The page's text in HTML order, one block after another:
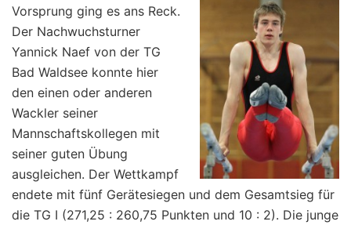
Vorsprung ging es ans Reck.
Der Nachwuchsturner
Yannick Naef von der TG
Bad Waldsee konnte hier
den einen oder anderen
Wackler seiner
Mannschaftskollegen mit
seiner guten Übung
ausgleichen. Der Wettkampf
endete mit fünf Gerätesiegen und dem Gesamtsieg für
die TG I (271,25 : 260,75 Punkten und 10 : 2). Die junge